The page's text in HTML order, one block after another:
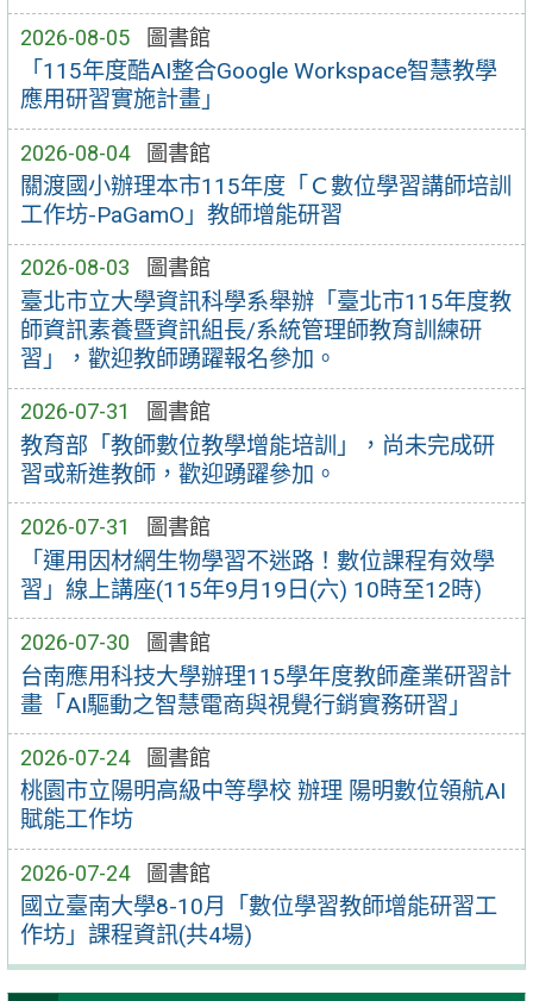
2026-08-05 圖書館
「115年度酷AI整合Google Workspace智慧教學
應用研習實施計畫」
2026-08-04 圖書館
關渡國小辦理本市115年度「Ｃ數位學習講師培訓
工作坊-PaGamO」教師增能研習
2026-08-03 圖書館
臺北市立大學資訊科學系舉辦「臺北市115年度教
師資訊素養暨資訊組長/系統管理師教育訓練研
習」，歡迎教師踴躍報名參加。
2026-07-31 圖書館
教育部「教師數位教學增能培訓」，尚未完成研
習或新進教師，歡迎踴躍參加。
2026-07-31 圖書館
「運用因材網生物學習不迷路！數位課程有效學
習」線上講座(115年9月19日(六) 10時至12時)
2026-07-30 圖書館
台南應用科技大學辦理115學年度教師產業研習計
畫「AI驅動之智慧電商與視覺行銷實務研習」
2026-07-24 圖書館
桃園市立陽明高級中等學校 辦理 陽明數位領航AI
賦能工作坊
2026-07-24 圖書館
國立臺南大學8-10月「數位學習教師增能研習工
作坊」課程資訊(共4場)